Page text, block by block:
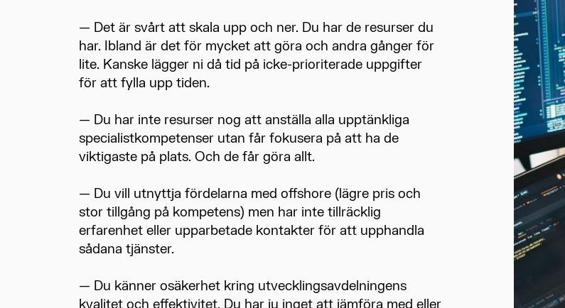
— Det är svårt att skala upp och ner. Du har de resurser du
har. Ibland är det för mycket att göra och andra gånger för
lite. Kanske lägger ni då tid på icke-prioriterade uppgifter
för att fylla upp tiden.
— Du har inte resurser nog att anställa alla upptänkliga
specialistkompetenser utan får fokusera på att ha de
viktigaste på plats. Och de får göra allt.
— Du vill utnyttja fördelarna med offshore (lägre pris och
stor tillgång på kompetens) men har inte tillräcklig
erfarenhet eller upparbetade kontakter för att upphandla
sådana tjänster.
— Du känner osäkerhet kring utvecklingsavdelningens
kvalitet och effektivitet. Du har ju inget att jämföra med eller